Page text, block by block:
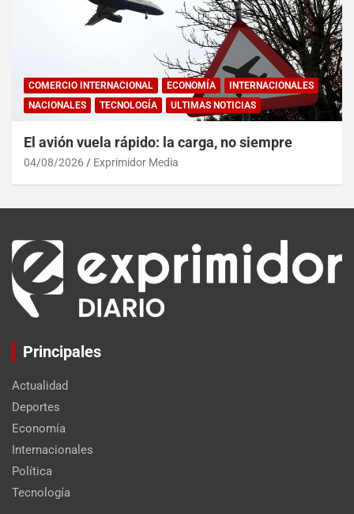
COMERCIO INTERNACIONAL ECONOMÍA
INTERNACIONALES
NACIONALES
TECNOLOGÍA ULTIMAS NOTICIAS
El avión vuela rápido: la carga, no siempre
04/08/2026 Exprimidor Media
Principales
Actualidad
Deportes
Economía
Internacionales
Política
Tecnología